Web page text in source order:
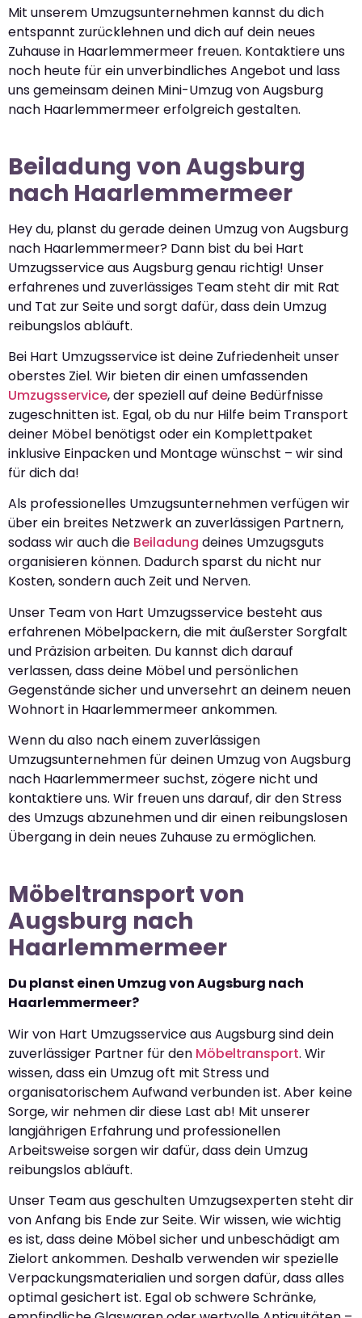
Mit unserem Umzugsunternehmen kannst du dich
entspannt zurücklehnen und dich auf dein neues
Zuhause in Haarlemmermeer freuen. Kontaktiere uns
noch heute für ein unverbindliches Angebot und lass
uns gemeinsam deinen Mini-Umzug von Augsburg
nach Haarlemmermeer erfolgreich gestalten.
Beiladung von Augsburg
nach Haarlemmermeer
Hey du, planst du gerade deinen Umzug von Augsburg
nach Haarlemmermeer? Dann bist du bei Hart
Umzugsservice aus Augsburg genau richtig! Unser
erfahrenes und zuverlässiges Team steht dir mit Rat
und Tat zur Seite und sorgt dafür, dass dein Umzug
reibungslos abläuft.
Bei Hart Umzugsservice ist deine Zufriedenheit unser
oberstes Ziel. Wir bieten dir einen umfassenden
Umzugsservice, der speziell auf deine Bedürfnisse
zugeschnitten ist. Egal, ob du nur Hilfe beim Transport
deiner Möbel benötigst oder ein Komplettpaket
inklusive Einpacken und Montage wünschst – wir sind
für dich da!
Als professionelles Umzugsunternehmen verfügen wir
über ein breites Netzwerk an zuverlässigen Partnern,
sodass wir auch die Beiladung deines Umzugsguts
organisieren können. Dadurch sparst du nicht nur
Kosten, sondern auch Zeit und Nerven.
Unser Team von Hart Umzugsservice besteht aus
erfahrenen Möbelpackern, die mit äußerster Sorgfalt
und Präzision arbeiten. Du kannst dich darauf
verlassen, dass deine Möbel und persönlichen
Gegenstände sicher und unversehrt an deinem neuen
Wohnort in Haarlemmermeer ankommen.
Wenn du also nach einem zuverlässigen
Umzugsunternehmen für deinen Umzug von Augsburg
nach Haarlemmermeer suchst, zögere nicht und
kontaktiere uns. Wir freuen uns darauf, dir den Stress
des Umzugs abzunehmen und dir einen reibungslosen
Übergang in dein neues Zuhause zu ermöglichen.
Möbeltransport von
Augsburg nach
Haarlemmermeer
Du planst einen Umzug von Augsburg nach
Haarlemmermeer?
Wir von Hart Umzugsservice aus Augsburg sind dein
zuverlässiger Partner für den Möbeltransport. Wir
wissen, dass ein Umzug oft mit Stress und
organisatorischem Aufwand verbunden ist. Aber keine
Sorge, wir nehmen dir diese Last ab! Mit unserer
langjährigen Erfahrung und professionellen
Arbeitsweise sorgen wir dafür, dass dein Umzug
reibungslos abläuft.
Unser Team aus geschulten Umzugsexperten steht dir
von Anfang bis Ende zur Seite. Wir wissen, wie wichtig
es ist, dass deine Möbel sicher und unbeschädigt am
Zielort ankommen. Deshalb verwenden wir spezielle
Verpackungsmaterialien und sorgen dafür, dass alles
optimal gesichert ist. Egal ob schwere Schränke,